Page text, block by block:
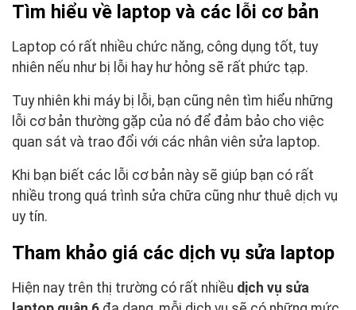
Tìm hiểu về laptop và các lỗi cơ bản
Laptop có rất nhiều chức năng, công dụng tốt, tuy
nhiên nếu như bị lỗi hay hư hỏng sẽ rất phức tạp.
Tuy nhiên khi máy bị lỗi, bạn cũng nên tìm hiểu những
lỗi cơ bản thường gặp của nó để đảm bảo cho việc
quan sát và trao đổi với các nhân viên sửa laptop.
Khi bạn biết các lỗi cơ bản này sẽ giúp bạn có rất
nhiều trong quá trình sửa chữa cũng như thuê dịch vụ
uy tín.
Tham khảo giá các dịch vụ sửa laptop
Hiện nay trên thị trường có rất nhiều dịch vụ sửa